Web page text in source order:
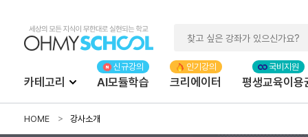
카테고리 AI모듈학습 크리에이터 평생교육이용
HOME 강사소개